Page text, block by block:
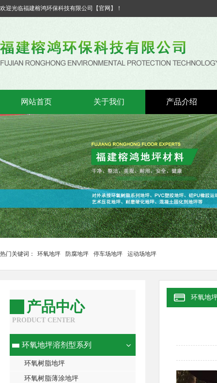
欢迎光临福建榕鸿环保科技有限公司【官网】！
网站首页 关于我们 产品介绍
热门关键词： 环氧地坪 防腐地坪 停车场地坪 运动场地坪
产品中心
PRODUCT CENTER
环氧地坪溶剂型系列
环氧树脂地坪
环氧树脂薄涂地坪
环氧地